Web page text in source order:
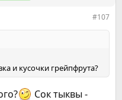
#107
и кусочки грейпфрута?
Сок тыквы -